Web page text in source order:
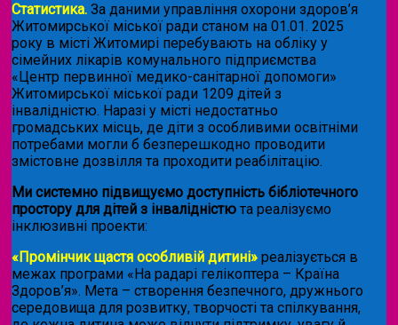
Статистика. За даними управління охорони здоров’я
Житомирської міської ради станом на 01.01. 2025
року в місті Житомирі перебувають на обліку у
сімейних лікарів комунального підприємства
«Центр первинної медико-санітарної допомоги»
Житомирської міської ради 1209 дітей з
інвалідністю. Наразі у місті недостатньо
громадських місць, де діти з особливими освітніми
потребами могли б безперешкодно проводити
змістовне дозвілля та проходити реабілітацію.
Ми системно підвищуємо доступність бібліотечного
простору для дітей з інвалідністю та реалізуємо
інклюзивні проекти:
«Промінчик щастя особливій дитині» реалізується в
межах програми «На радарі гелікоптера – Країна
Здоров’я». Мета – створення безпечного, дружнього
середовища для розвитку, творчості та спілкування,